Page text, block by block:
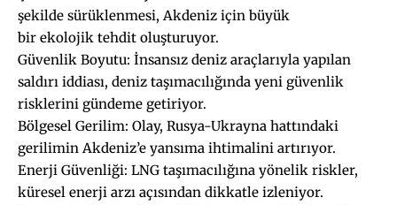
şekilde sürüklenmesi, Akdeniz için büyük
bir ekolojik tehdit oluşturuyor.
Güvenlik Boyutu: İnsansız deniz araçlarıyla yapılan
saldırı iddiası, deniz taşımacılığında yeni güvenlik
risklerini gündeme getiriyor.
Bölgesel Gerilim: Olay, Rusya-Ukrayna hattındaki
gerilimin Akdeniz’e yansıma ihtimalini artırıyor.
Enerji Güvenliği: LNG taşımacılığına yönelik riskler,
küresel enerji arzı açısından dikkatle izleniyor.